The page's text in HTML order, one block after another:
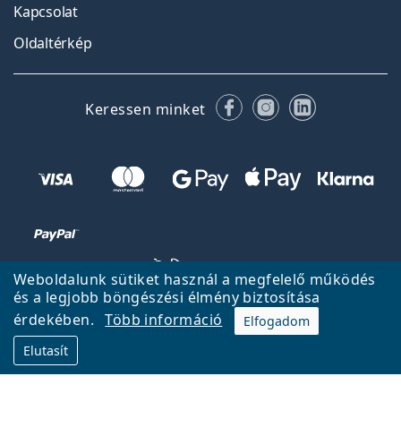
Weboldalunk sütiket használ a megfelelő működés
és a legjobb böngészési élmény biztosítása
érdekében.
Több információ
Elfogadom
Elutasít
Kapcsolat
Oldaltérkép
Keressen minket FacebookInstagram
LinkedIn
Fel
A Lentiamo.hu tulajdonosa és üzemeltetője a Lentiamo s.r.o.,